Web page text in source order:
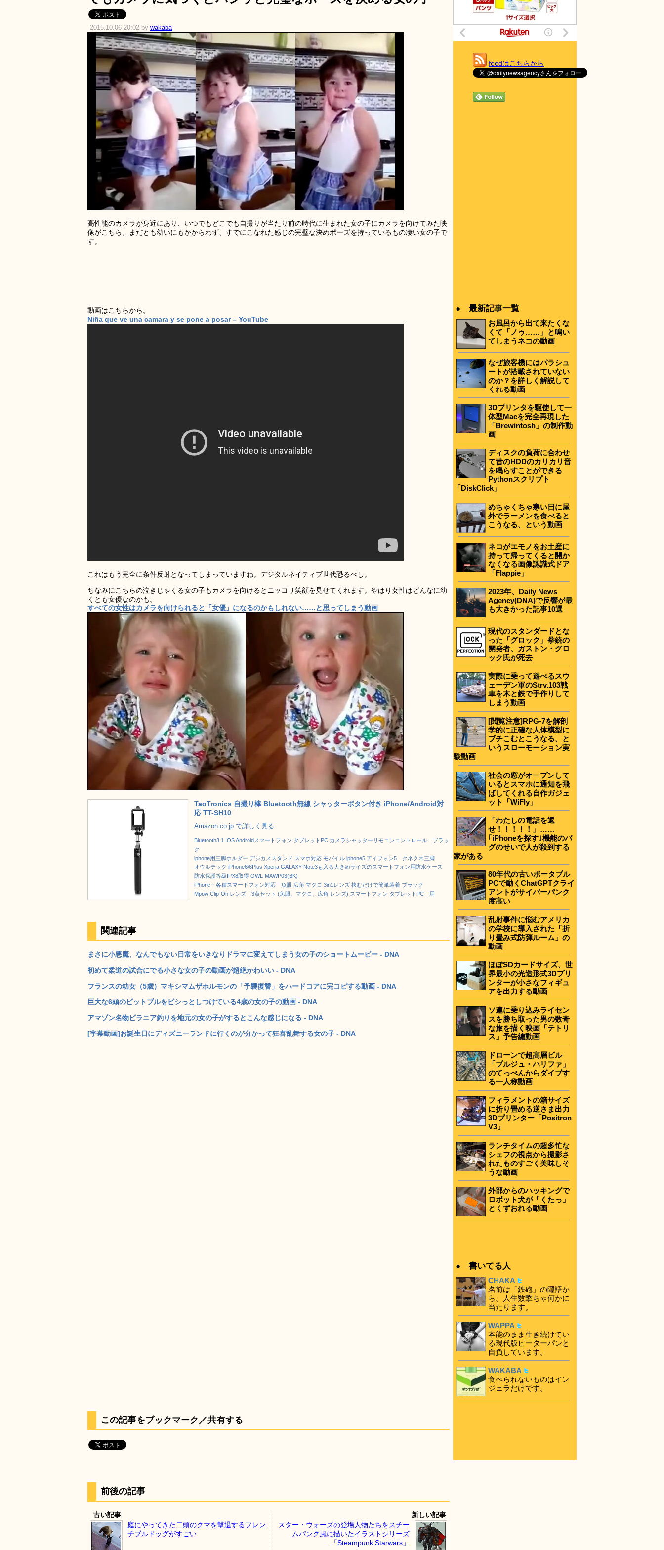
2015.10.06 20:02 by wakaba
高性能のカメラが身近にあり、いつでもどこでも自撮りが当たり前の時代に生まれた女の子にカメラを向けてみた映
像がこちら。まだとも幼いにもかからわず、すでにこなれた感じの完璧な決めポーズを持っているもの凄い女の子で
す。
動画はこちらから。
Niña que ve una camara y se pone a posar – YouTube
これはもう完全に条件反射となってしまっていますね。デジタルネイティブ世代恐るべし。
ちなみにこちらの泣きじゃくる女の子もカメラを向けるとニッコリ笑顔を見せてくれます。やはり女性はどんなに幼
くとも女優なのかも。
すべての女性はカメラを向けられると「女優」になるのかもしれない……と思ってしまう動画
TaoTronics 自撮り棒 Bluetooth無線 シャッターボタン付き iPhone/Android対
応 TT-SH10
Amazon.co.jp で詳しく見る
Bluetooth3.1 IOS Androidスマートフォン タブレットPC カメラシャッターリモコンコントロール ブラッ
ク
iphone用三脚ホルダー デジカメスタンド スマホ対応 モバイル iphone5 アイフォン5 クネクネ三脚
オウルテック iPhone6/6Plus Xperia GALAXY Note3も入る大きめサイズのスマートフォン用防水ケース
防水保護等級IPX8取得 OWL-MAWP03(BK)
iPhone・各種スマートフォン対応 魚眼 広角 マクロ 3in1レンズ 挟むだけで簡単装着 ブラック
Mpow Clip-On レンズ 3点セット (魚眼、マクロ、広角 レンズ) スマートフォン タブレットPC 用
関連記事
まさに小悪魔、なんでもない日常をいきなりドラマに変えてしまう女の子のショートムービー - DNA
初めて柔道の試合にでる小さな女の子の動画が超絶かわいい - DNA
フランスの幼女（5歳）マキシマムザホルモンの「予襲復讐」をハードコアに完コピする動画 - DNA
巨大な6頭のピットブルをビシっとしつけている4歳の女の子の動画 - DNA
アマゾン名物ピラニア釣りを地元の女の子がするとこんな感じになる - DNA
[字幕動画]お誕生日にディズニーランドに行くのが分かって狂喜乱舞する女の子 - DNA
この記事をブックマーク／共有する
前後の記事
古い記事
庭にやってきた二頭のクマを撃退するフレン
チブルドッグがすごい
新しい記事
スター・ウォーズの登場人物たちをスチー
ムパンク風に描いたイラストシリーズ
「Steampunk Starwars」
feedはこちらから
● 最新記事一覧
お風呂から出て来たくな
くて「ノゥ……」と鳴い
てしまうネコの動画
なぜ旅客機にはパラシュ
ートが搭載されていない
のか？を詳しく解説して
くれる動画
3Dプリンタを駆使して一
体型Macを完全再現した
「Brewintosh」の制作動
画
ディスクの負荷に合わせ
て昔のHDDのカリカリ音
を鳴らすことができる
Pythonスクリプト
「DiskClick」
めちゃくちゃ寒い日に屋
外でラーメンを食べると
こうなる、という動画
ネコがエモノをお土産に
持って帰ってくると開か
なくなる画像認識式ドア
「Flappie」
2023年、Daily News
Agency(DNA)で反響が最
も大きかった記事10選
現代のスタンダードとな
った「グロック」拳銃の
開発者、ガストン・グロ
ック氏が死去
実際に乗って遊べるスウ
ェーデン軍のStrv.103戦
車を木と鉄で手作りして
しまう動画
[閲覧注意]RPG-7を解剖
学的に正確な人体模型に
ブチこむとこうなる、と
いうスローモーション実
験動画
社会の窓がオープンして
いるとスマホに通知を飛
ばしてくれる自作ガジェ
ット「WiFly」
「わたしの電話を返
せ！！！！！」……
｢iPhoneを探す｣機能のバ
グのせいで人が殺到する
家がある
80年代の古いポータブル
PCで動くChatGPTクライ
アントがサイバーパンク
度高い
乱射事件に悩むアメリカ
の学校に導入された「折
り畳み式防弾ルーム」の
動画
ほぼSDカードサイズ、世
界最小の光造形式3Dプリ
ンターが小さなフィギュ
アを出力する動画
ソ連に乗り込みライセン
スを勝ち取った男の数奇
な旅を描く映画「テトリ
ス」予告編動画
ドローンで超高層ビル
「ブルジュ・ハリファ」
のてっぺんからダイブす
る一人称動画
フィラメントの箱サイズ
に折り畳める逆さま出力
3Dプリンター「Positron
V3」
ランチタイムの超多忙な
シェフの視点から撮影さ
れたものすごく美味しそ
うな動画
外部からのハッキングで
ロボット犬が「くたっ」
とくずおれる動画
● 書いてる人
CHAKA
名前は「鉄砲」の隠語か
ら。人生数撃ちゃ何かに
当たります。
WAPPA
本能のまま生き続けてい
る現代版ピーターパンと
自負しています。
WAKABA
食べられないものはイン
ジェラだけです。